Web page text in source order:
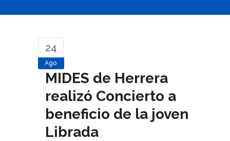
24
Ago
MIDES de Herrera
realizó Concierto a
beneficio de la joven
Librada